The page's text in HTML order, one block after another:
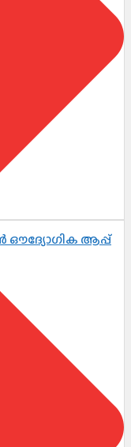
ഔദ്യോഗിക ആപ്പ്